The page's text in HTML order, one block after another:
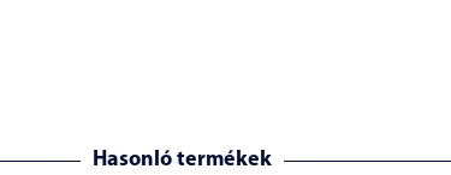
Hasonló termékek